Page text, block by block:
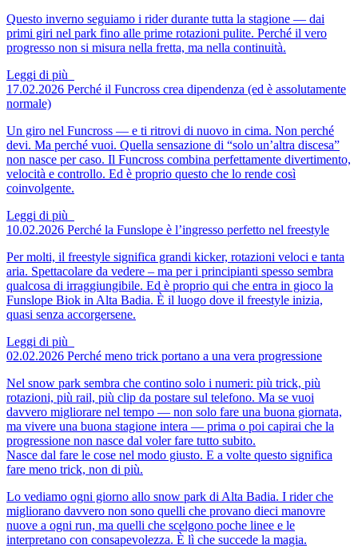
Questo inverno seguiamo i rider durante tutta la stagione — dai
primi giri nel park fino alle prime rotazioni pulite. Perché il vero
progresso non si misura nella fretta, ma nella continuità.
Leggi di più
17.02.2026 Perché il Funcross crea dipendenza (ed è assolutamente
normale)
Un giro nel Funcross — e ti ritrovi di nuovo in cima. Non perché
devi. Ma perché vuoi. Quella sensazione di “solo un’altra discesa”
non nasce per caso. Il Funcross combina perfettamente divertimento,
velocità e controllo. Ed è proprio questo che lo rende così
coinvolgente.
Leggi di più
10.02.2026 Perché la Funslope è l’ingresso perfetto nel freestyle
Per molti, il freestyle significa grandi kicker, rotazioni veloci e tanta
aria. Spettacolare da vedere – ma per i principianti spesso sembra
qualcosa di irraggiungibile. Ed è proprio qui che entra in gioco la
Funslope Biok in Alta Badia. È il luogo dove il freestyle inizia,
quasi senza accorgersene.
Leggi di più
02.02.2026 Perché meno trick portano a una vera progressione
Nel snow park sembra che contino solo i numeri: più trick, più
rotazioni, più rail, più clip da postare sul telefono. Ma se vuoi
davvero migliorare nel tempo — non solo fare una buona giornata,
ma vivere una buona stagione intera — prima o poi capirai che la
progressione non nasce dal voler fare tutto subito.
Nasce dal fare le cose nel modo giusto. E a volte questo significa
fare meno trick, non di più.
Lo vediamo ogni giorno allo snow park di Alta Badia. I rider che
migliorano davvero non sono quelli che provano dieci manovre
nuove a ogni run, ma quelli che scelgono poche linee e le
interpretano con consapevolezza. È lì che succede la magia.